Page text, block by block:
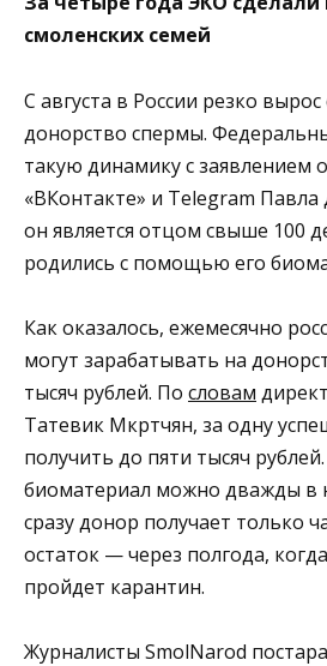
смоленских семей
С августа в России резко вырос
донорство спермы.
такую динамику с заявлением
«ВКонтакте» и Telegram
он является отцом свыше 100
родились с помощью его
Как оказалось, ежемесячно
могут зарабатывать на
тысяч рублей. По словам
Татевик Мкртчян, за одну
получить до пяти тысяч
биоматериал можно дважды в
сразу донор получает только
остаток — через полгода,
пройдет карантин.
Журналисты SmolNarod